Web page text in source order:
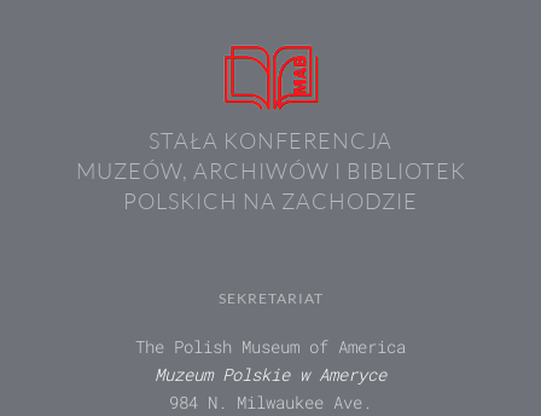
STAŁA KONFERENCJA
MUZEÓW, ARCHIWÓW I BIBLIOTEK
POLSKICH NA ZACHODZIE
SEKRETARIAT
The Polish Museum of America
Muzeum Polskie w Ameryce
984 N. Milwaukee Ave.